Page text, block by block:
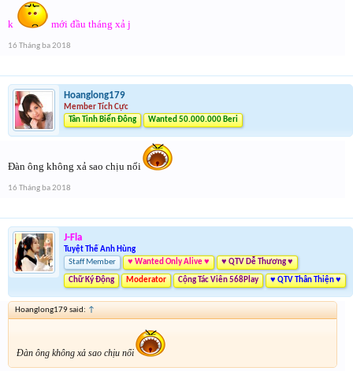
k mới đầu tháng xả j
16 Tháng ba 2018
Hoanglong179
Member Tích Cực
Tân Tinh Biển Đông
Wanted 50.000.000 Beri
Đàn ông không xả sao chịu nổi
16 Tháng ba 2018
J-Fla
Tuyệt Thế Anh Hùng
Staff Member
♥ Wanted Only Alive ♥ ♥ QTV Dễ Thương ♥
Chữ Ký Động Moderator Cộng Tác Viên 568Play ♥ QTV Thân Thiện ♥
Hoanglong179 said: ↑
Đàn ông không xả sao chịu nổi